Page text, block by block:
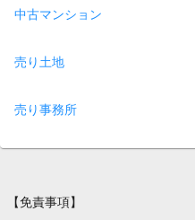
中古マンション
売り土地
売り事務所
【免責事項】